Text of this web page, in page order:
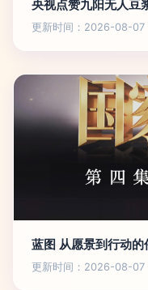
央视点赞九阳无人豆
更新时间：2026-08-07
蓝图 从愿景到行动的
更新时间：2026-08-07